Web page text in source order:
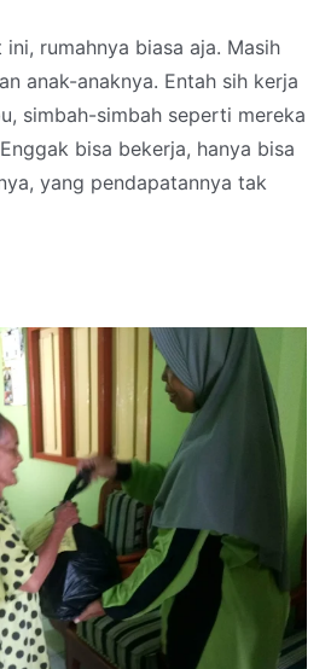
rumahnya biasa aja. Masih
anak-anaknya. Entah sih kerja
simbah-simbah seperti mereka
bisa bekerja, hanya bisa
yang pendapatannya tak